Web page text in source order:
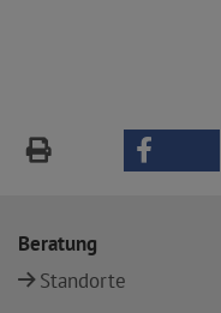
Beratung
Standorte